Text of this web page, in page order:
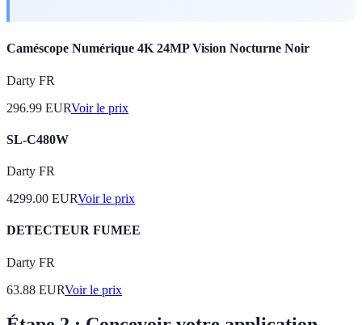
Caméscope Numérique 4K 24MP Vision Nocturne Noir
Darty FR
296.99 EURVoir le prix
SL-C480W
Darty FR
4299.00 EURVoir le prix
DETECTEUR FUMEE
Darty FR
63.88 EURVoir le prix